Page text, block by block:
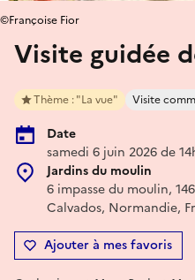
Visite guidée
Thème : "La vue" Visite
Date
samedi 6 juin 2026 de
Jardins du moulin
6 impasse du moulin,
Calvados, Normandie,
Ajouter à mes favoris
©Françoise Fior